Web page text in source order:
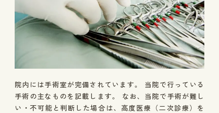
院内には手術室が完備されています。 当院で行っている
手術の主なものを記載します。 なお、当院で手術が難し
い・不可能と判断した場合は、高度医療（二次診療）を